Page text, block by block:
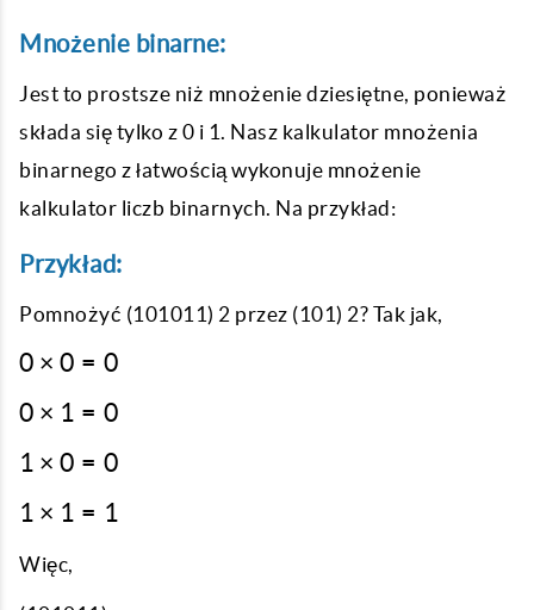
Mnożenie binarne:
Jest to prostsze niż mnożenie dziesiętne, ponieważ
składa się tylko z 0 i 1. Nasz kalkulator mnożenia
binarnego z łatwością wykonuje mnożenie
kalkulator liczb binarnych. Na przykład:
Przykład:
Pomnożyć (101011) 2 przez (101) 2? Tak jak,
0
0
0
0 × 0 = 0
0
1
0
0 × 1 = 0
1
0
0
1 × 0 = 0
1
1
1 × 1 = 1
Więc,